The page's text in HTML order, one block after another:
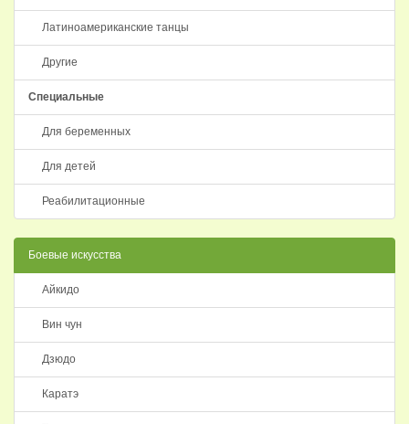
Латиноамериканские танцы
Другие
Специальные
Для беременных
Для детей
Реабилитационные
Боевые искусства
Айкидо
Вин чун
Дзюдо
Каратэ